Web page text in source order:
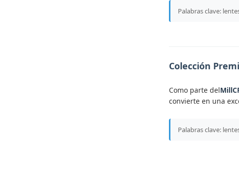
Palabras clave:
Colección
Como parte del
convierte en una
Palabras clave: